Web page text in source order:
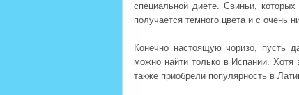
специальной диете. Свиньи,
получается темного цвета и с очень
Конечно настоящую чоризо, пусть
можно найти только в Испании. Хотя
также приобрели популярность в